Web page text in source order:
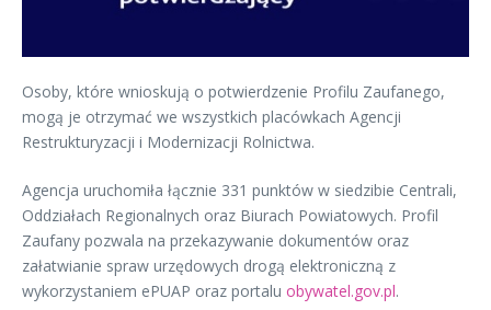
Osoby, które wnioskują o potwierdzenie Profilu Zaufanego,
mogą je otrzymać we wszystkich placówkach Agencji
Restrukturyzacji i Modernizacji Rolnictwa.
Agencja uruchomiła łącznie 331 punktów w siedzibie Centrali,
Oddziałach Regionalnych oraz Biurach Powiatowych. Profil
Zaufany pozwala na przekazywanie dokumentów oraz
załatwianie spraw urzędowych drogą elektroniczną z
wykorzystaniem ePUAP oraz portalu obywatel.gov.pl.